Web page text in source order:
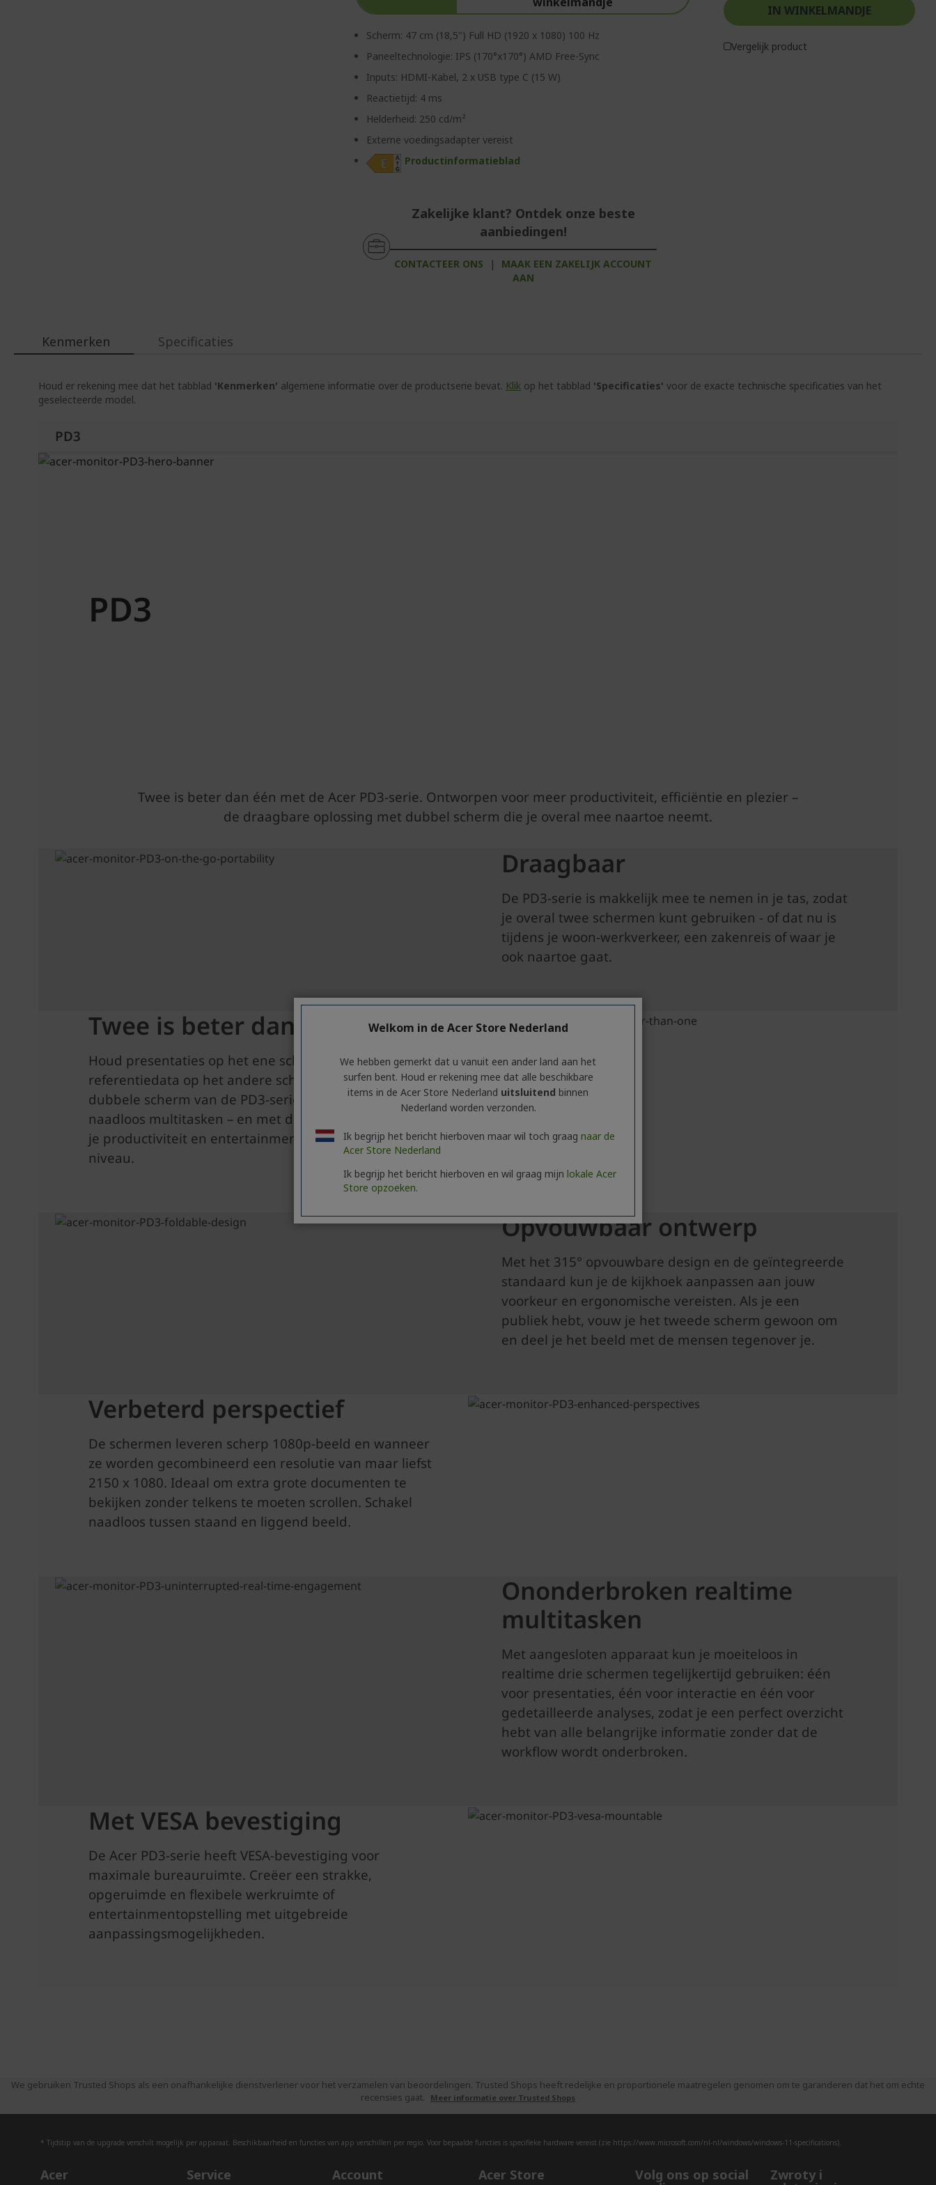
Scherm: 47 cm (18,5") Full HD (1920 x 1080) 100 Hz
Paneeltechnologie: IPS (170°x170°) AMD Free-Sync
Inputs: HDMI-Kabel, 2 x USB type C (15 W)
Reactietijd: 4 ms
Helderheid: 250 cd/m²
Externe voedingsadapter vereist
Productinformatieblad
Zakelijke klant? Ontdek onze beste
aanbiedingen!
CONTACTEER ONS |
MAAK EEN ZAKELIJK ACCOUNT
AAN
IN WINKELMANDJE
Vergelijk product
Kenmerken
Houd er rekening mee dat het tabblad 'Kenmerken' algemene informatie over de productserie bevat. Klik op het tabblad 'Specificaties' voor de exacte technische specificaties van het
geselecteerde model.
Specificaties
We gebruiken Trusted Shops als een onafhankelijke dienstverlener voor het verzamelen van beoordelingen. Trusted Shops heeft redelijke en proportionele maatregelen genomen om te garanderen dat het om echte
recensies gaat.
Meer informatie over Trusted Shops
* Tijdstip van de upgrade verschilt mogelijk per apparaat. Beschikbaarheid en functies van app verschillen per regio. Voor bepaalde functies is specifieke hardware vereist (zie https://www.microsoft.com/nl-nl/windows/windows-11-specifications).
Acer Service Account Acer Store Volg ons op social Zwroty i
Welkom in de Acer Store Nederland
We hebben gemerkt dat u vanuit een ander land aan het
surfen bent. Houd er rekening mee dat alle beschikbare
items in de Acer Store Nederland uitsluitend binnen
Nederland worden verzonden.
Ik begrijp het bericht hierboven maar wil toch graag naar de
Acer Store Nederland
Ik begrijp het bericht hierboven en wil graag mijn lokale Acer
Store opzoeken.